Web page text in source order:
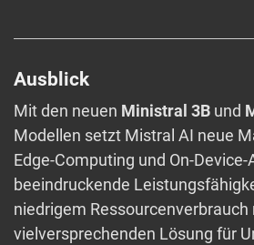
Ausblick
Mit den neuen Ministral 3B und
Modellen setzt Mistral AI neue
Edge-Computing und On-
beeindruckende
niedrigem
vielversprechenden Lösung für